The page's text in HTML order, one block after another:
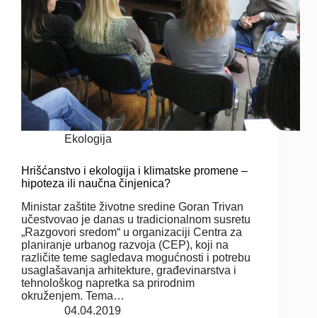
Ekologija
Hrišćanstvo i ekologija i klimatske promene –
hipoteza ili naučna činjenica?
Ministar zaštite životne sredine Goran Trivan
učestvovao je danas u tradicionalnom susretu
„Razgovori sredom“ u organizaciji Centra za
planiranje urbanog razvoja (CEP), koji na
različite teme sagledava mogućnosti i potrebu
usaglašavanja arhitekture, građevinarstva i
tehnološkog napretka sa prirodnim
okruženjem. Tema…
04.04.2019